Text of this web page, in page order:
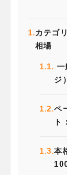
1.カテゴ
相場
1.1. 一
ジ
1.2.ペ
ト
1.3.本